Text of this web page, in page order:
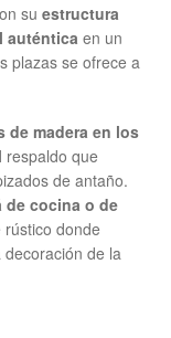
su estructura
auténtica en un
plazas se ofrece a
de madera en los
respaldo que
de antaño.
de cocina o de
donde
de la